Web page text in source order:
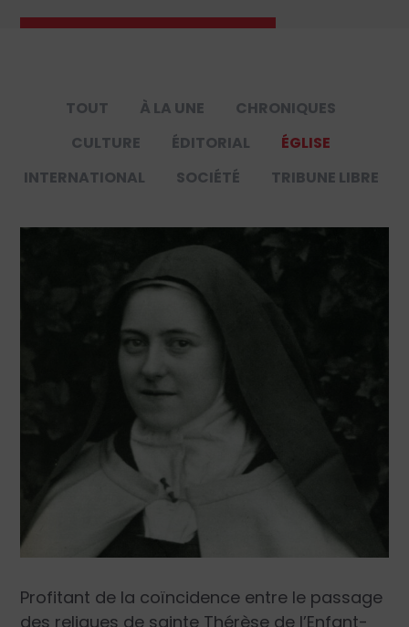
TOUT À LA UNE
CHRONIQUES
CULTURE
ÉDITORIAL
ÉGLISE
INTERNATIONAL
SOCIÉTÉ TRIBUNE LIBRE
Profitant de la coïncidence entre le passage
des reliques de sainte Thérèse de l’Enfant-